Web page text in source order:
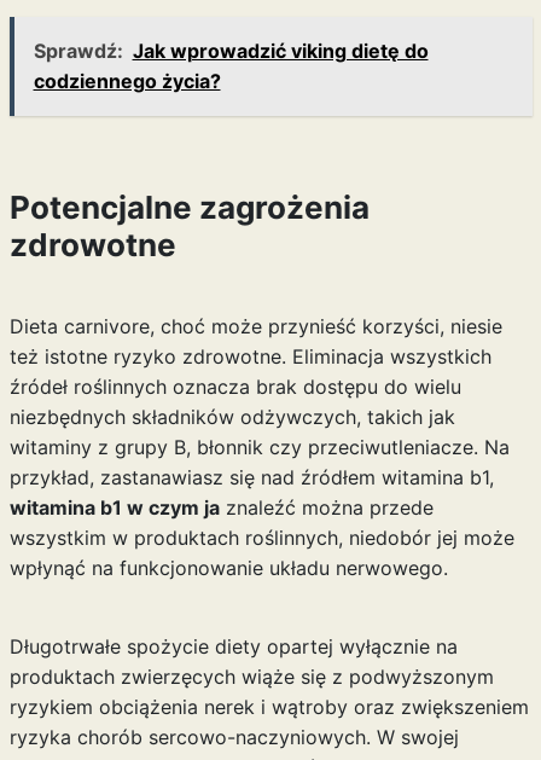
Sprawdź: Jak wprowadzić viking dietę do
codziennego życia?
Potencjalne zagrożenia
zdrowotne
Dieta carnivore, choć może przynieść korzyści, niesie
też istotne ryzyko zdrowotne. Eliminacja wszystkich
źródeł roślinnych oznacza brak dostępu do wielu
niezbędnych składników odżywczych, takich jak
witaminy z grupy B, błonnik czy przeciwutleniacze. Na
przykład, zastanawiasz się nad źródłem witamina b1,
witamina b1 w czym jaznaleźć można przede
wszystkim w produktach roślinnych, niedobór jej może
wpłynąć na funkcjonowanie układu nerwowego.
Długotrwałe spożycie diety opartej wyłącznie na
produktach zwierzęcych wiąże się z podwyższonym
ryzykiem obciążenia nerek i wątroby oraz zwiększeniem
ryzyka chorób sercowo-naczyniowych. W swojej